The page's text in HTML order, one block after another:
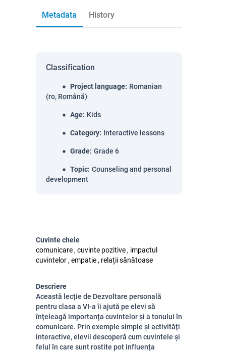
Metadata History
Classification
Project language: Romanian
(ro, Română)
Age: Kids
Category: Interactive lessons
Grade: Grade 6
Topic: Counseling and personal
development
Cuvinte cheie
comunicare , cuvinte pozitive , impactul
cuvintelor , empatie , relații sănătoase
Descriere
Această lecție de Dezvoltare personală
pentru clasa a VI-a îi ajută pe elevi să
înțeleagă importanța cuvintelor și a tonului în
comunicare. Prin exemple simple și activități
interactive, elevii descoperă cum cuvintele și
felul în care sunt rostite pot influența